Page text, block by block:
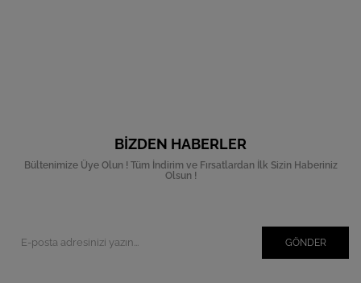
BIZDEN HABERLER
Bültenimize Üye Olun ! Tüm İndirim ve Fırsatlardan İlk Sizin Haberiniz
Olsun !
GÖNDER